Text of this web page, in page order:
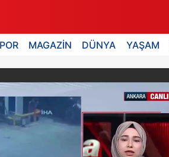
MAGAZİN DÜNYA YAŞAM